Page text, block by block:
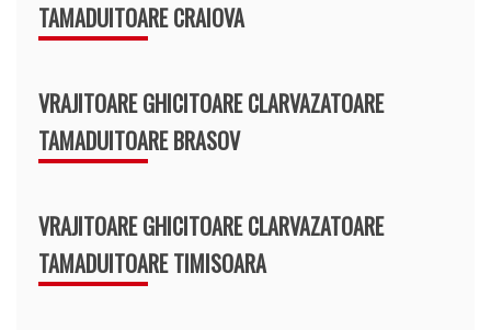
TAMADUITOARE CRAIOVA
VRAJITOARE GHICITOARE CLARVAZATOARE
TAMADUITOARE BRASOV
VRAJITOARE GHICITOARE CLARVAZATOARE
TAMADUITOARE TIMISOARA